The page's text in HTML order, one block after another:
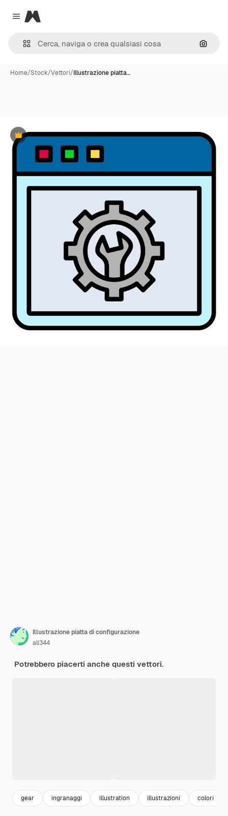
Close menu
Magnific
Cerca
Home/Stock/Vettori/Illustrazione piatta…
Premium
Illustrazione piatta di configurazione
ali344
Potrebbero piacerti anche questi vettori.
gear ingranaggi illustration illustrazioni colori